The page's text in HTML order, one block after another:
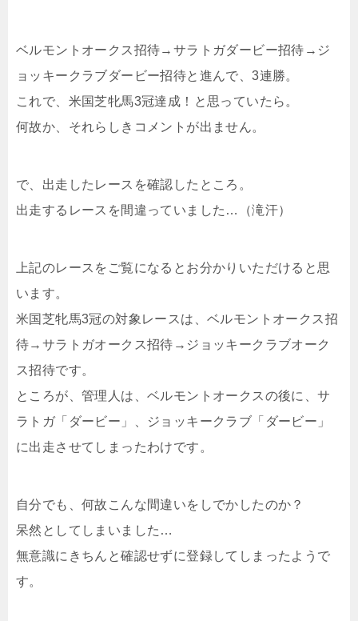
ベルモントオークス招待→サラトガダービー招待→ジ
ョッキークラブダービー招待と進んで、3連勝。
これで、米国芝牝馬3冠達成！と思っていたら。
何故か、それらしきコメントが出ません。
で、出走したレースを確認したところ。
出走するレースを間違っていました…（滝汗）
上記のレースをご覧になるとお分かりいただけると思
います。
米国芝牝馬3冠の対象レースは、ベルモントオークス招
待→サラトガオークス招待→ジョッキークラブオーク
ス招待です。
ところが、管理人は、ベルモントオークスの後に、サ
ラトガ「ダービー」、ジョッキークラブ「ダービー」
に出走させてしまったわけです。
自分でも、何故こんな間違いをしでかしたのか？
呆然としてしまいました…
無意識にきちんと確認せずに登録してしまったようで
す。